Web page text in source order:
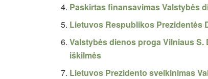
Paskirtas finansavimas Valstybės
Lietuvos Respublikos Prezidentės
Valstybės dienos proga Vilniaus
iškilmės
Lietuvos Prezidento sveikinimas